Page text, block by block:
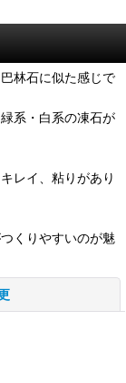
林石に似た感じで
系・白系の凍石が
レイ、粘りがあり
くりやすいのが魅